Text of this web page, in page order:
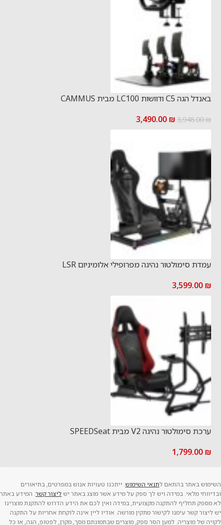
באנדל הגה C5 ודוושות LC100 מבית CAMMUS
3,948.00₪
3,490.00 ₪
עמדת סימולטור נהיגה מפרופילי אלומיניום LSR
3,599.00 ₪
ערכת סימולטור נהיגה V2 מבית SPEEDSeat
1,799.00 ₪
השימוש באתר בהתאם לתנאי השימוש. ייתכנו טעויות אנוש במפרטים, בתיאורים
ובדיווחי מלאי. במידה ויש לך ספק על מידע אשר מוצג באתר יש ליצור קשר. המידע באתר
לא מספק תחליף להתקנה מקצועית, במידה ואין לכם את הידע הדרוש להתקנת מוצרינו
יש ליצור קשר עימנו לקישור מתקין מורשה. אודיו ליין אינה לוקחת אחריות על התקנה
לקויה של מוצריה. למען הסר ספק, מוצרים שבתמונתם מסך, מקרן, לפטופ, הגה, או כל